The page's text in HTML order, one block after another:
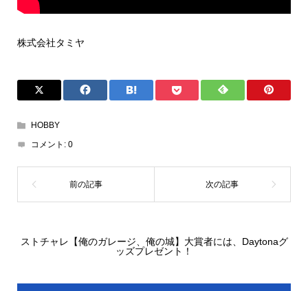
株式会社タミヤ
HOBBY
コメント: 0
ストチャレ【俺のガレージ、俺の城】大賞者には、Daytonaグ
ッズプレゼント！